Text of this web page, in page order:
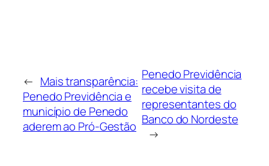
← Mais transparência:
Penedo Previdência e
município de Penedo
aderem ao Pró-Gestão
Penedo Previdência
recebe visita de
representantes do
Banco do Nordeste
→